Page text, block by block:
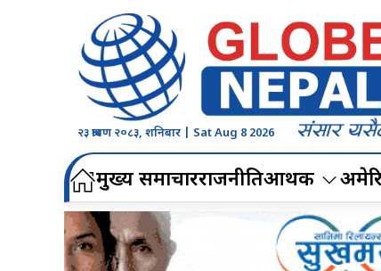
२३ श्रावण २०८३, शनिबार | Sat Aug 8 2026
मुख्य समाचारराजनीतिआर्थिक